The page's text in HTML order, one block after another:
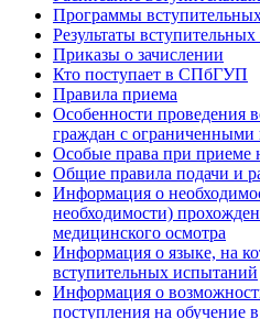
Программы
Результаты
Приказы о зачислении
Кто поступает в СПбГУП
Правила приема
Особенности проведения
граждан с ограниченными
Особые права при приеме
Общие правила подачи и
Информация о
необходимости)
медицинского осмотра
Информация о языке, на
вступительных испытаний
Информация о
поступления на обучение